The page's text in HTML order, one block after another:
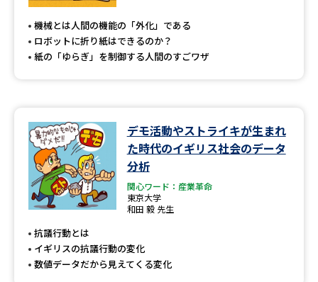
機械とは人間の機能の「外化」である
ロボットに折り紙はできるのか？
紙の「ゆらぎ」を制御する人間のすごワザ
デモ活動やストライキが生まれ
た時代のイギリス社会のデータ
分析
関心ワード：産業革命
東京大学
和田 毅 先生
抗議行動とは
イギリスの抗議行動の変化
数値データだから見えてくる変化